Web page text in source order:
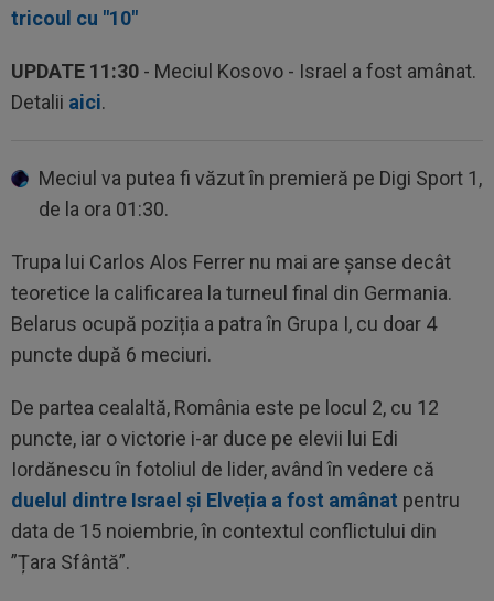
tricoul cu "10"
UPDATE 11:30 - Meciul Kosovo - Israel a fost amânat.
Detalii aici.
Meciul va putea fi văzut în premieră pe Digi Sport 1,
de la ora 01:30.
Trupa lui Carlos Alos Ferrer nu mai are șanse decât
teoretice la calificarea la turneul final din Germania.
Belarus ocupă poziția a patra în Grupa I, cu doar 4
puncte după 6 meciuri.
De partea cealaltă, România este pe locul 2, cu 12
puncte, iar o victorie i-ar duce pe elevii lui Edi
Iordănescu în fotoliul de lider, având în vedere că
duelul dintre Israel și Elveția a fost amânat pentru
data de 15 noiembrie, în contextul conflictului din
”Țara Sfântă”.